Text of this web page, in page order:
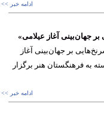
ادامه خبر >>
آغاز عیلامی»
بر جهان‌بینی آغاز
فرهنگستان هنر برگزار
ادامه خبر >>